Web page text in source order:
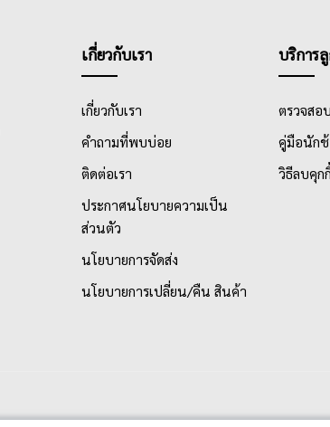
เกี่ยวกับเรา
เกี่ยวกับเรา
คำถามที่พบบ่อย
ติดต่อเรา
ประกาศนโยบายความเป็น
ส่วนตัว
นโยบายการจัดส่ง
นโยบายการเปลี่ยน/คืน สินค้า
บริการ
ตรวจสอ
คู่มือนัก
วิธีลบคุก